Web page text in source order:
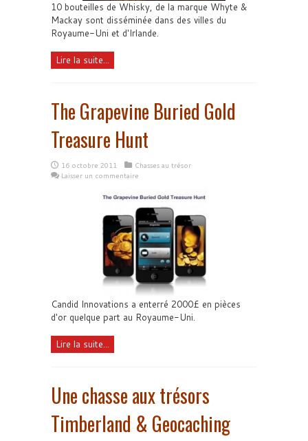
10 bouteilles de Whisky, de la marque Whyte &
Mackay sont disséminée dans des villes du
Royaume-Uni et d'Irlande.
Lire la suite...
The Grapevine Buried Gold
Treasure Hunt
16 octobre 2011
Chasses au trésor
Laisser un commentaire
Candid Innovations a enterré 2000£ en pièces
d'or quelque part au Royaume-Uni.
Lire la suite...
Une chasse aux trésors
Timberland & Geocaching